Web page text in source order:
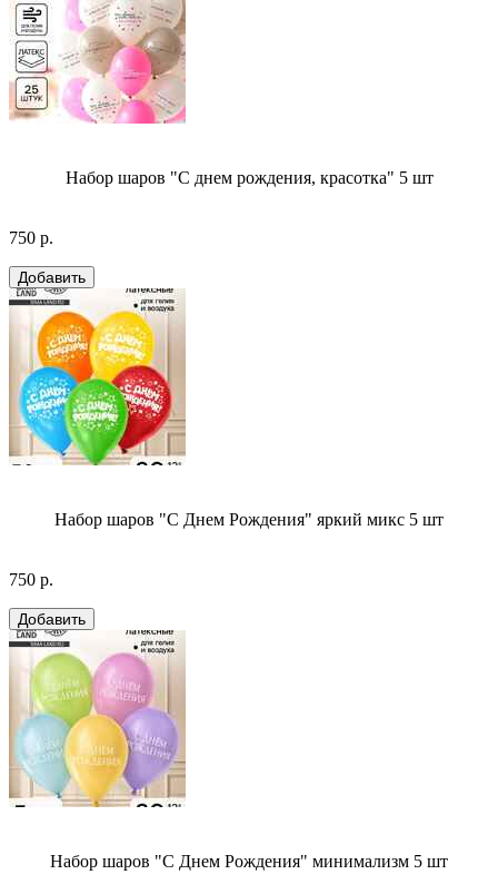
Набор шаров "С днем рождения, красотка" 5 шт
750 р.
Набор шаров "С Днем Рождения" яркий микс 5 шт
750 р.
Набор шаров "С Днем Рождения" минимализм 5 шт